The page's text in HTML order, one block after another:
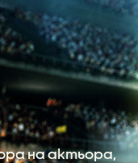
на актьора,